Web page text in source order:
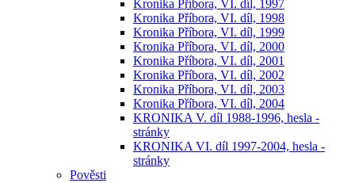
Kronika Příbora, VI. díl, 1997
Kronika Příbora, VI. díl, 1998
Kronika Příbora, VI. díl, 1999
Kronika Příbora, VI. díl, 2000
Kronika Příbora, VI. díl, 2001
Kronika Příbora, VI. díl, 2002
Kronika Příbora, VI. díl, 2003
Kronika Příbora, VI. díl, 2004
KRONIKA V. díl 1988-1996, hesla -
stránky
KRONIKA VI. díl 1997-2004, hesla -
stránky
Pověsti